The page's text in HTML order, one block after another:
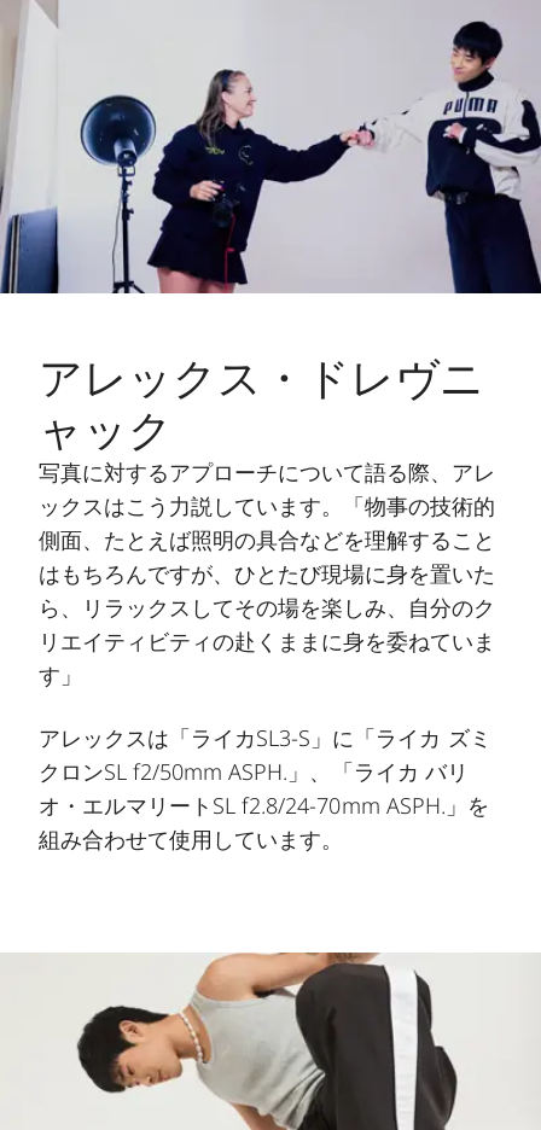
アレックス・ドレヴニ
ャック
写真に対するアプローチについて語る際、アレ
ックスはこう力説しています。「物事の技術的
側面、たとえば照明の具合などを理解すること
はもちろんですが、ひとたび現場に身を置いた
ら、リラックスしてその場を楽しみ、自分のク
リエイティビティの赴くままに身を委ねていま
す」
アレックスは「ライカSL3-S」に「ライカ ズミ
クロンSL f2/50mm ASPH.」、「ライカ バリ
オ・エルマリートSL f2.8/24-70mm ASPH.」を
組み合わせて使用しています。